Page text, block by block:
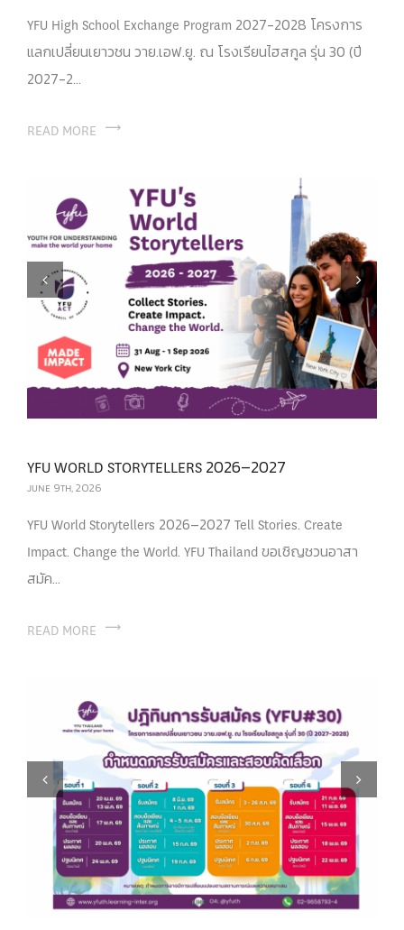
YFU High School Exchange Program 2027-2028 โครงการ
แลกเปลี่ยนเยาวชน วาย.เอฟ.ยู. ณ โรงเรียนไฮสกูล รุ่น 30 (ปี
2027-2...
READ MORE
Previous Next
YFU WORLD STORYTELLERS 2026–2027
JUNE 9TH, 2026
YFU World Storytellers 2026–2027 Tell Stories. Create
Impact. Change the World. YFU Thailand ขอเชิญชวนอาสา
สมัค...
READ MORE
Previous